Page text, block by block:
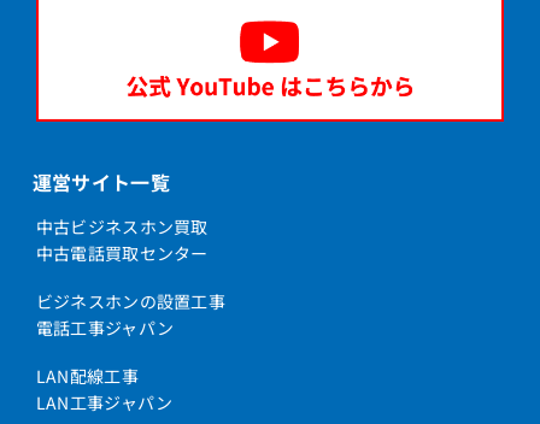
運営サイト一覧
中古ビジネスホン買取
中古電話買取センター
ビジネスホンの設置工事
電話工事ジャパン
LAN配線工事
LAN工事ジャパン